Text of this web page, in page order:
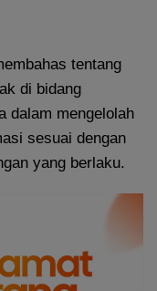
tentang
di bidang
dalam mengelolah
sesuai dengan
yang berlaku.